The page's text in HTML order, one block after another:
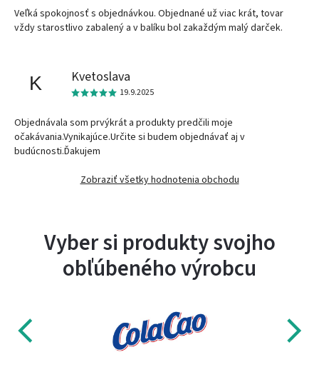
Veľká spokojnosť s objednávkou. Objednané už viac krát, tovar
vždy starostlivo zabalený a v balíku bol zakaždým malý darček.
K Kvetoslava
19.9.2025
Objednávala som prvýkrát a produkty predčili moje
očakávania.Vynikajúce.Určite si budem objednávať aj v
budúcnosti.Ďakujem
Zobraziť všetky hodnotenia obchodu
Vyber si produkty svojho
obľúbeného výrobcu